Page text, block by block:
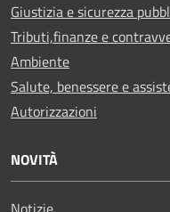
Giustizia e sicurezza
Tributi,finanze e
Ambiente
Salute, benessere e
Autorizzazioni
NOVITÀ